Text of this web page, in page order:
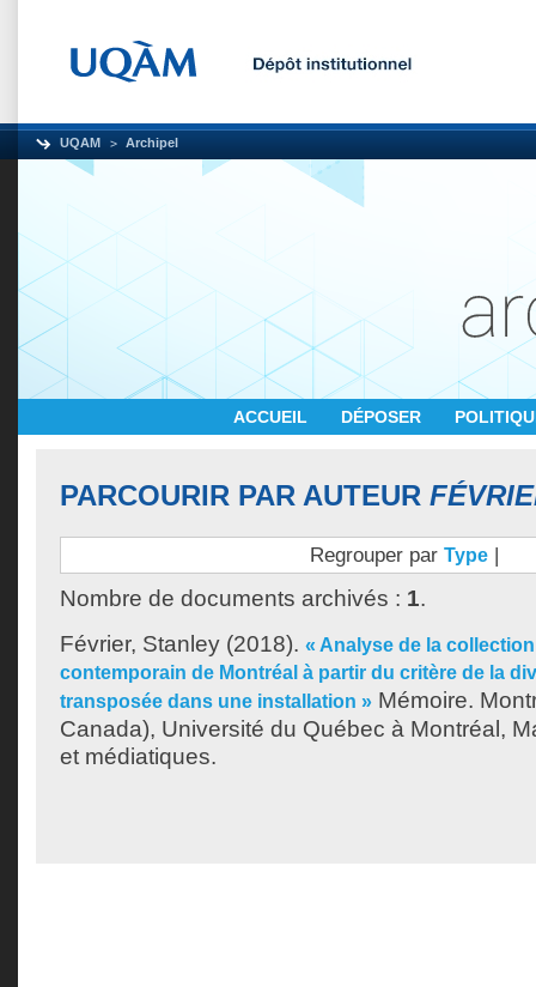
UQAM Archipel
ACCUEIL DÉPOSER
PARCOURIR PAR AUTEUR
Regrouper par Type |
Nombre de documents archivés : 1.
Février, Stanley (2018). « Analyse de la
contemporain de Montréal à partir du critère de la
transposée dans une installation » Mémoire.
Canada), Université du Québec à Montréal,
et médiatiques.